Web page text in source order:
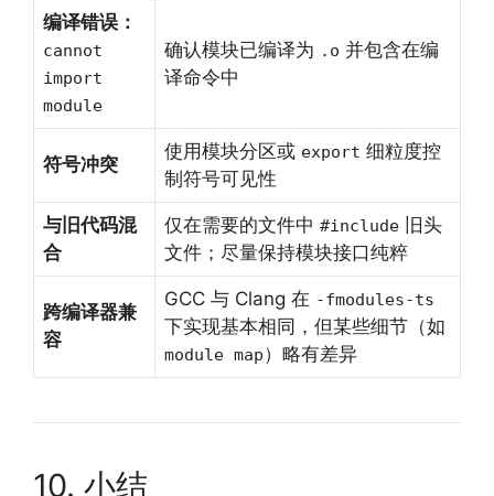
编译错误：
cannot
import
module
确认模块已编译为 .o 并包含在编
译命令中
符号冲突
使用模块分区或 export 细粒度控
制符号可见性
与旧代码混
合
仅在需要的文件中 #include 旧头
文件；尽量保持模块接口纯粹
跨编译器兼
容
GCC 与 Clang 在 -fmodules-ts
下实现基本相同，但某些细节（如
module map）略有差异
10. 小结